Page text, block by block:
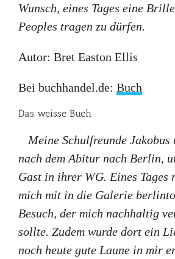
Wunsch, eines Tages eine
Peoples tragen zu dürfen.
Autor: Bret Easton Ellis
Bei buchhandel.de: Buch
Das weisse Buch
Meine Schulfreunde Jakobus
nach dem Abitur nach Berlin,
Gast in ihrer WG. Eines Tages
mich mit in die Galerie
Besuch, der mich nachhaltig
sollte. Zudem wurde dort ein
noch heute gute Laune in mir